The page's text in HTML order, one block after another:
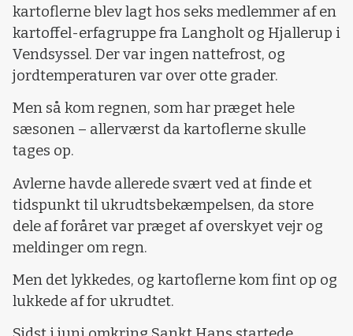
kartoflerne blev lagt hos seks medlemmer af en
kartoffel-erfagruppe fra Langholt og Hjallerup i
Vendsyssel. Der var ingen nattefrost, og
jordtemperaturen var over otte grader.
Men så kom regnen, som har præget hele
sæsonen – allerværst da kartoflerne skulle
tages op.
Avlerne havde allerede svært ved at finde et
tidspunkt til ukrudtsbekæmpelsen, da store
dele af foråret var præget af overskyet vejr og
meldinger om regn.
Men det lykkedes, og kartoflerne kom fint op og
lukkede af for ukrudtet.